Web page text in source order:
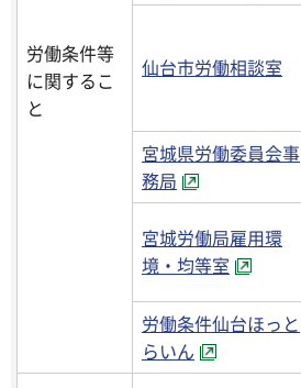
労働条件等
に関するこ
と
仙台市労働相談室
宮城県労働委員会事
務局
宮城労働局雇用環
境・均等室
労働条件仙台ほっと
らいん